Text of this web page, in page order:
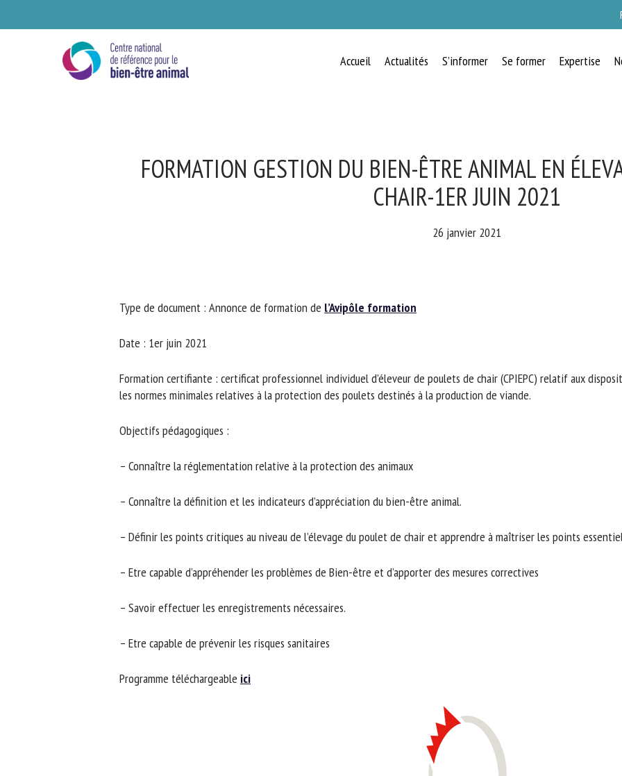
Accueil Actualités S’informer Se former Expertise
FORMATION GESTION DU BIEN-ÊTRE ANIMAL EN
CHAIR-1ER JUIN 2021
26 janvier 2021
Type de document : Annonce de formation del’Avipôle formation
Date : 1er juin 2021
Formation certifiante : certificat professionnel individuel d’éleveur de poulets de chair (CPIEPC) relatif aux
les normes minimales relatives à la protection des poulets destinés à la production de viande.
Objectifs pédagogiques :
– Connaître la réglementation relative à la protection des animaux
– Connaître la définition et les indicateurs d’appréciation du bien-être animal.
– Définir les points critiques au niveau de l’élevage du poulet de chair et apprendre à maîtriser les points
– Etre capable d’appréhender les problèmes de Bien-être et d’apporter des mesures correctives
– Savoir effectuer les enregistrements nécessaires.
– Etre capable de prévenir les risques sanitaires
Programme téléchargeableici
BIEN-ÊTRE ANIMAL
Organisme
*
E-mail *